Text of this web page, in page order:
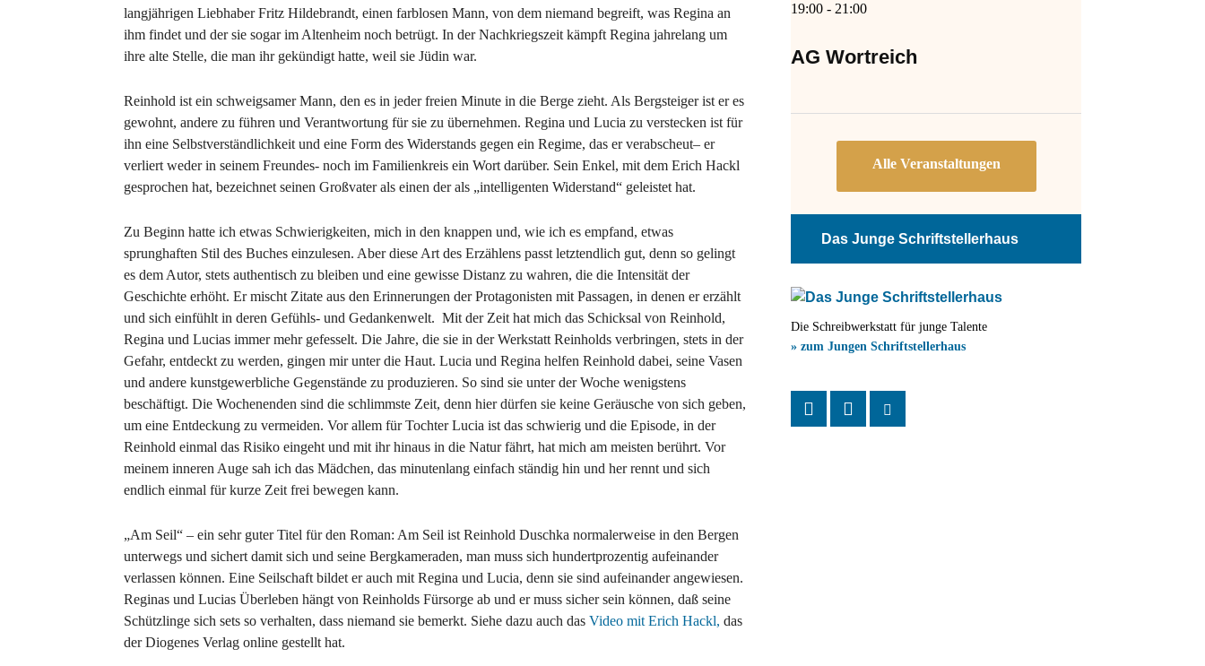
langjährigen Liebhaber Fritz Hildebrandt, einen farblosen Mann, von dem niemand begreift, was Regina an
ihm findet und der sie sogar im Altenheim noch betrügt. In der Nachkriegszeit kämpft Regina jahrelang um
ihre alte Stelle, die man ihr gekündigt hatte, weil sie Jüdin war.
Reinhold ist ein schweigsamer Mann, den es in jeder freien Minute in die Berge zieht. Als Bergsteiger ist er es
gewohnt, andere zu führen und Verantwortung für sie zu übernehmen. Regina und Lucia zu verstecken ist für
ihn eine Selbstverständlichkeit und eine Form des Widerstands gegen ein Regime, das er verabscheut– er
verliert weder in seinem Freundes- noch im Familienkreis ein Wort darüber. Sein Enkel, mit dem Erich Hackl
gesprochen hat, bezeichnet seinen Großvater als einen der als „intelligenten Widerstand“ geleistet hat.
Zu Beginn hatte ich etwas Schwierigkeiten, mich in den knappen und, wie ich es empfand, etwas
sprunghaften Stil des Buches einzulesen. Aber diese Art des Erzählens passt letztendlich gut, denn so gelingt
es dem Autor, stets authentisch zu bleiben und eine gewisse Distanz zu wahren, die die Intensität der
Geschichte erhöht. Er mischt Zitate aus den Erinnerungen der Protagonisten mit Passagen, in denen er erzählt
und sich einfühlt in deren Gefühls- und Gedankenwelt. Mit der Zeit hat mich das Schicksal von Reinhold,
Regina und Lucias immer mehr gefesselt. Die Jahre, die sie in der Werkstatt Reinholds verbringen, stets in der
Gefahr, entdeckt zu werden, gingen mir unter die Haut. Lucia und Regina helfen Reinhold dabei, seine Vasen
und andere kunstgewerbliche Gegenstände zu produzieren. So sind sie unter der Woche wenigstens
beschäftigt. Die Wochenenden sind die schlimmste Zeit, denn hier dürfen sie keine Geräusche von sich geben,
um eine Entdeckung zu vermeiden. Vor allem für Tochter Lucia ist das schwierig und die Episode, in der
Reinhold einmal das Risiko eingeht und mit ihr hinaus in die Natur fährt, hat mich am meisten berührt. Vor
meinem inneren Auge sah ich das Mädchen, das minutenlang einfach ständig hin und her rennt und sich
endlich einmal für kurze Zeit frei bewegen kann.
„Am Seil“ – ein sehr guter Titel für den Roman: Am Seil ist Reinhold Duschka normalerweise in den Bergen
unterwegs und sichert damit sich und seine Bergkameraden, man muss sich hundertprozentig aufeinander
verlassen können. Eine Seilschaft bildet er auch mit Regina und Lucia, denn sie sind aufeinander angewiesen.
Reginas und Lucias Überleben hängt von Reinholds Fürsorge ab und er muss sicher sein können, daß seine
Schützlinge sich sets so verhalten, dass niemand sie bemerkt. Siehe dazu auch das Video mit Erich Hackl, das
der Diogenes Verlag online gestellt hat.
19:00 - 21:00
AG Wortreich
Das Junge Schriftstellerhaus
Die Schreibwerkstatt für junge Talente
» zum Jungen Schriftstellerhaus